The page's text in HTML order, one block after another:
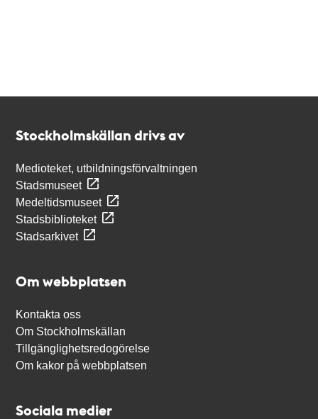
Stockholmskällan drivs av
Medioteket, utbildningsförvaltningen
Stadsmuseet
Medeltidsmuseet
Stadsbiblioteket
Stadsarkivet
Om webbplatsen
Kontakta oss
Om Stockholmskällan
Tillgänglighetsredogörelse
Om kakor på webbplatsen
Sociala medier